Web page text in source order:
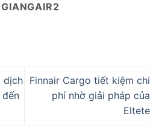
dịch Finnair Cargo tiết kiệm chi
phí nhờ giải pháp của
Eltete